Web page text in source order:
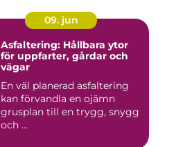
09. jun
Asfaltering: Hållbara ytor
för uppfarter, gårdar och
vägar
En väl planerad asfaltering
kan förvandla en ojämn
grusplan till en trygg, snygg
och ...